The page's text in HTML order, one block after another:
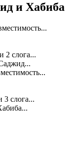
и Хабиба
2 слога...
3 слога...